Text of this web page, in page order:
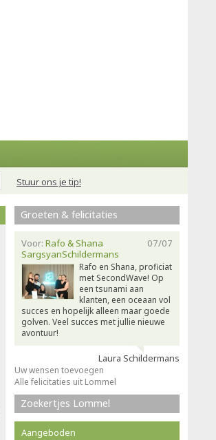
Stuur ons je tip!
Groeten & felicitaties
07/07
Voor: Rafo & Shana
SargsyanSchildermans
Rafo en Shana, proficiat
met SecondWave! Op
een tsunami aan
klanten, een oceaan vol
succes en hopelijk alleen maar goede
golven. Veel succes met jullie nieuwe
avontuur!
Laura Schildermans
Uw wensen toevoegen
Alle felicitaties uit Lommel
Zoekertjes Lommel
Aangeboden